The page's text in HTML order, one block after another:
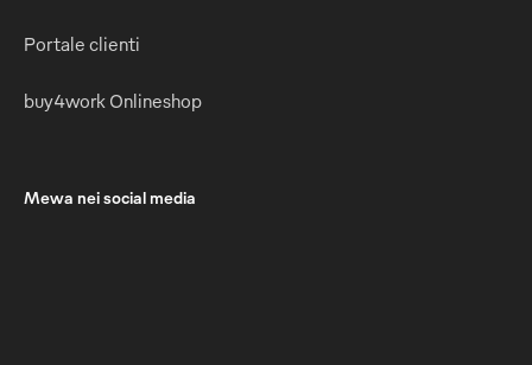
Portale clienti
buy4work Onlineshop
Mewa nei social media